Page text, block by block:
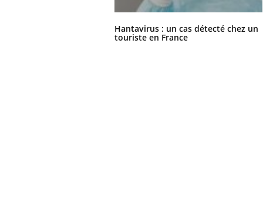
Hantavirus : un cas détecté chez un
touriste en France